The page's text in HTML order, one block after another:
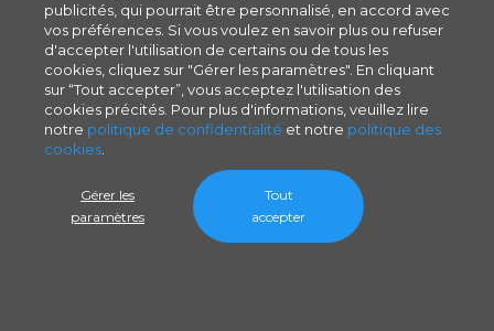
publicités, qui pourrait être personnalisé, en accord avec
vos préférences. Si vous voulez en savoir plus ou refuser
d'accepter l'utilisation de certains ou de tous les
cookies, cliquez sur "Gérer les paramètres". En cliquant
sur “Tout accepter”, vous acceptez l'utilisation des
cookies précités. Pour plus d'informations, veuillez lire
notre politique de confidentialité et notre politique des
cookies
Gérer les
paramètres
Tout
accepter